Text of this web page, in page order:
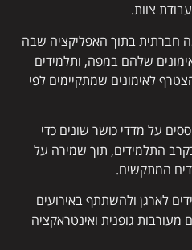
צוות.
חברתית בתוך האפליקציה שבה
שלהם במפה, ותלמידים
לאימונים שמתקיימים לפי
על מדדי כושר שונים כדי
התלמידים, תוך שמירה על
המתקשים.
לארגן ולהשתתף באירועים
מעורבות גופנית ואינטראקציה